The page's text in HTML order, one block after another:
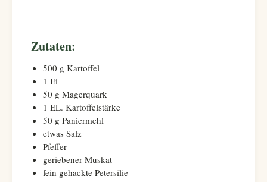
Zutaten:
500 g Kartoffel
1 Ei
50 g Magerquark
1 EL. Kartoffelstärke
50 g Paniermehl
etwas Salz
Pfeffer
geriebener Muskat
fein gehackte Petersilie